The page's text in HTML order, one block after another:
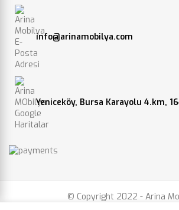
info@arinamobilya.com
Yeniceköy, Bursa Karayolu 4.km,
© Copyright 2022 - Arina